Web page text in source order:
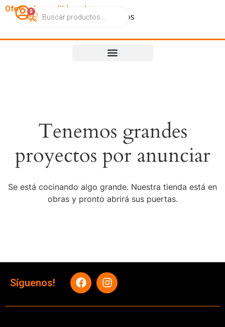
OfertasImperdibles.cl
CatálogoContactoNosotros
0
Tenemos grandes
proyectos por anunciar
Se está cocinando algo grande. Nuestra tienda está en
obras y pronto abrirá sus puertas.
Síguenos!